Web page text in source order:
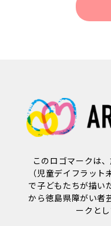
このロゴマークは
（児童デイフラッ
で子どもたちが描い
から徳島県障がい者
ークと